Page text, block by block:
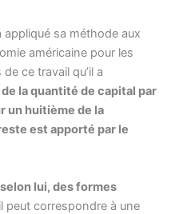
sa méthode aux
américaine pour les
ce travail qu’il a
de la quantité de capital par
un huitième de la
est apporté par le
lui, des formes
peut correspondre à une